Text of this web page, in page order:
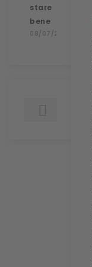
stare
bene
08/07/2026